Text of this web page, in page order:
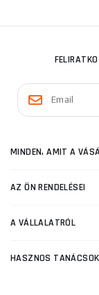
MINDEN, AMIT A
AZ ÖN RENDELÉSEI
A VÁLLALATRÓL
HASZNOS TANÁCSOK